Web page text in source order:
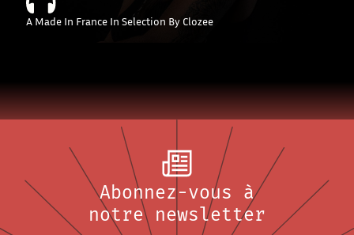
A Made In France In Selection By Clozee
Abonnez-vous à
notre newsletter